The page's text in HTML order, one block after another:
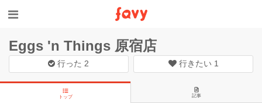
Eggs 'n Things 原宿店
行った 2 行きたい 1
トップ 記事